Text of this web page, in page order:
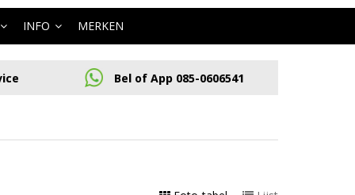
INFO MERKEN
Bel of App 085-0606541